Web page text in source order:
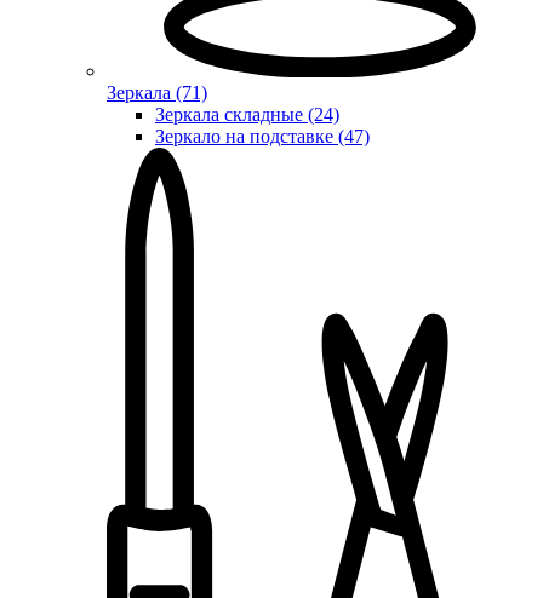
Зеркала (71)
Зеркала складные (24)
Зеркало на подставке (47)